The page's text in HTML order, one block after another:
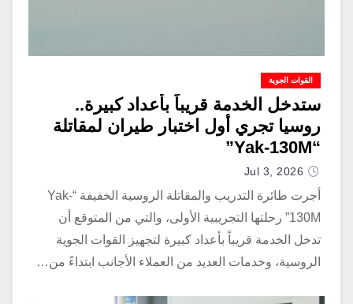
القوات الجوية
ستدخل الخدمة قريباً بأعداد كبيرة..
روسيا تجري أول اختبار طيران لمقاتلة
“Yak-130M”
Jul 3, 2026
أجرت طائرة التدريب والمقاتلة الروسية الخفيفة “Yak-
130M” رحلتها التجريبية الأولى، والتي من المتوقع أن
تدخل الخدمة قريباً بأعداد كبيرة لتجهيز القوات الجوية
الروسية، وخدمات العديد من العملاء الأجانب ابتداءً من…